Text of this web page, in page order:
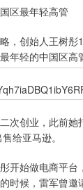
区最年轻高管
创始人王树彤
年轻的中国区高
创业，此前她
给亚马逊。
始做电商平台
时候，雷军曾